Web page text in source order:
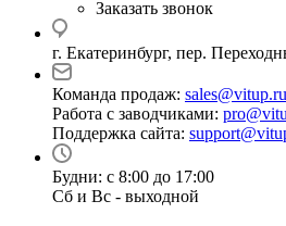
Заказать звонок
г. Екатеринбург, пер.
Команда продаж: sales@vitup.ru
Работа с заводчиками:
Поддержка сайта:
Будни: с 8:00 до 17:00
Сб и Вс - выходной